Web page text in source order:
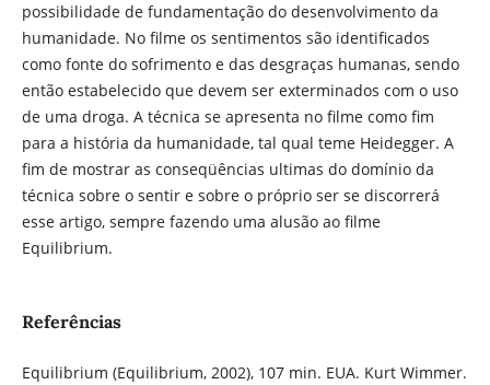
possibilidade de fundamentação do desenvolvimento da
humanidade. No filme os sentimentos são identificados
como fonte do sofrimento e das desgraças humanas, sendo
então estabelecido que devem ser exterminados com o uso
de uma droga. A técnica se apresenta no filme como fim
para a história da humanidade, tal qual teme Heidegger. A
fim de mostrar as conseqüências ultimas do domínio da
técnica sobre o sentir e sobre o próprio ser se discorrerá
esse artigo, sempre fazendo uma alusão ao filme
Equilibrium.
Referências
Equilibrium (Equilibrium, 2002), 107 min. EUA. Kurt Wimmer.